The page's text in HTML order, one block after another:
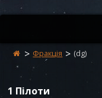
Фракція (dg)
1 Пілоти